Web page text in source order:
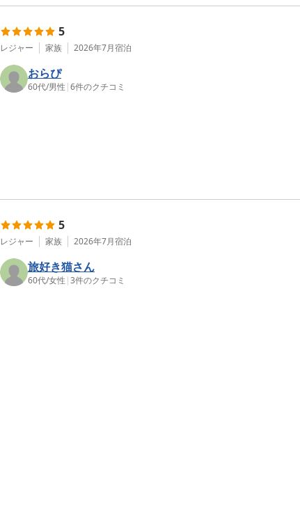
5
レジャー 家族 2026年7月宿泊
おらぴ
60代/男性 |6件のクチコミ
5
レジャー 家族 2026年7月宿泊
旅好き猫さん
60代/女性 |3件のクチコミ